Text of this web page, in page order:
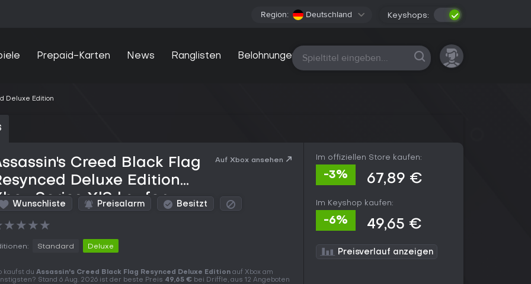
Region: Deutschland Keyshops:
Prepaid-Karten News Ranglisten Belohnungen Alle Plattformen
Deluxe Edition
Creed Black Flag
Deluxe Edition
Series X|S kaufen
Auf Xbox ansehen
Wunschliste Preisalarm Besitzt
★★★★
Standard Deluxe
kaufst du Assassin's Creed Black Flag Resynced Deluxe Edition auf Xbox am
Stand 6 Aug. 2026 ist der beste Preis 49,65 € bei Driffle, aus 12 Angeboten
Im offiziellen Store kaufen:
-3% 67,89 €
Im Keyshop kaufen:
-6% 49,65 €
Preisverlauf anzeigen